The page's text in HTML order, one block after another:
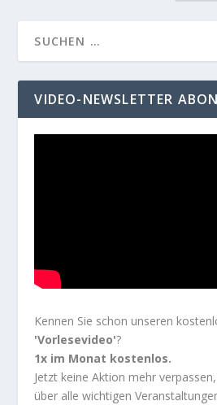
VIDEO-NEWSLETTER
Kennen Sie schon unseren
'Vorlesevideo'?
1x im Monat kostenlos.
Jetzt keine Aktion mehr
über alle wichtigen